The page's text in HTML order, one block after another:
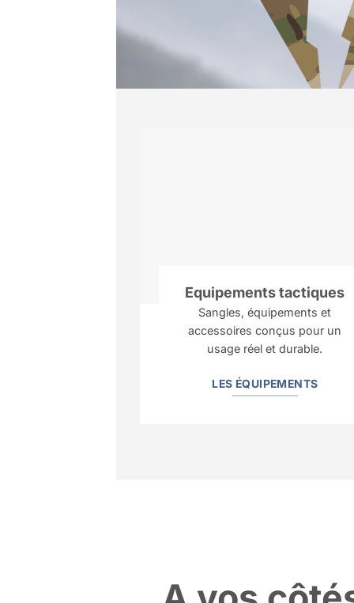
Equipementstactiques
Sangles, équipements et
accessoires conçus pour un
usage réel et durable.
LES ÉQUIPEMENTS